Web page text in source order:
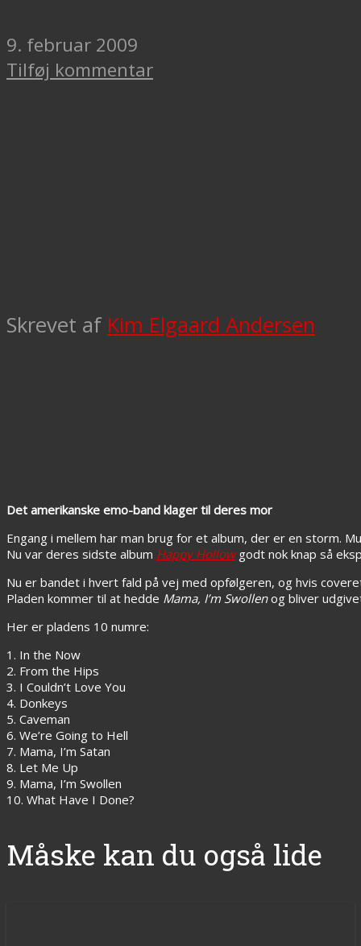
9. februar 2009
Tilføj kommentar
Skrevet af Kim Elgaard Andersen
Det amerikanske emo-band klager til deres mor
Engang i mellem har man brug for et album, der er en storm.
Nu var deres sidste album Happy Hollowgodt nok knap så
Nu er bandet i hvert fald på vej med opfølgeren, og hvis
Pladen kommer til at hedde Mama, I’m Swollenog bliver
Her er pladens 10 numre:
1. In the Now
2. From the Hips
3. I Couldn’t Love You
4. Donkeys
5. Caveman
6. We’re Going to Hell
7. Mama, I’m Satan
8. Let Me Up
9. Mama, I’m Swollen
10. What Have I Done?
Måske kan du også lide